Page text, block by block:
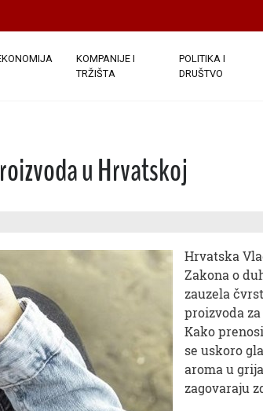
KOMPANIJE I
TRŽIŠTA
POLITIKA I
DRUŠTVO
u Hrvatskoj
Hrvatska
Zakona o
zauzela
proizvoda
Kako prenosi
se uskoro
aroma u
zagovaraju